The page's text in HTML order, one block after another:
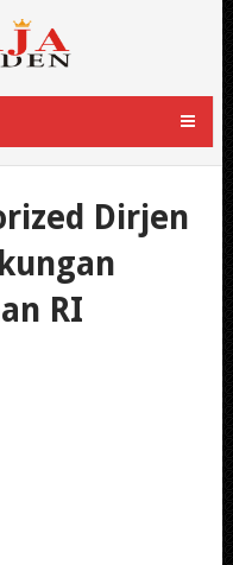
Dirjen
RI